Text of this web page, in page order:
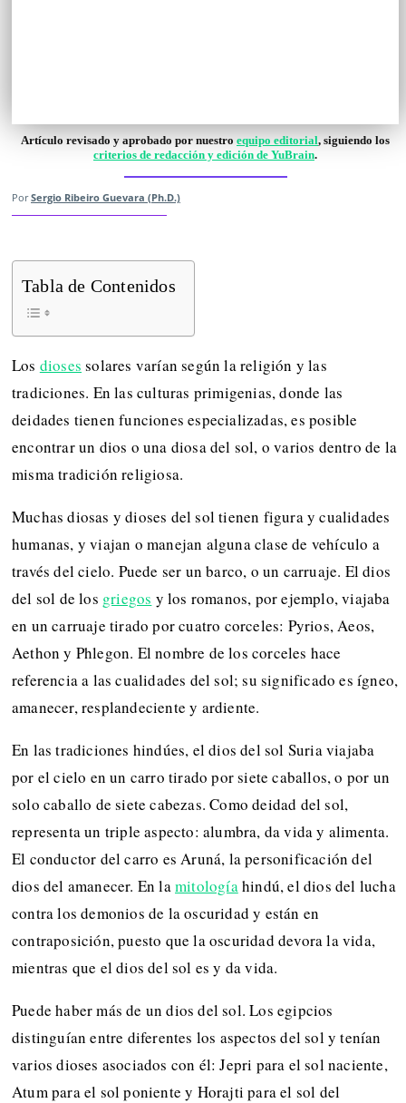
Artículo revisado y aprobado por nuestro equipo editorial, siguiendo los
criterios de redacción y edición de YuBrain.
Por Sergio Ribeiro Guevara (Ph.D.)
Tabla de Contenidos
Los dioses solares varían según la religión y las
tradiciones. En las culturas primigenias, donde las
deidades tienen funciones especializadas, es posible
encontrar un dios o una diosa del sol, o varios dentro de la
misma tradición religiosa.
Muchas diosas y dioses del sol tienen figura y cualidades
humanas, y viajan o manejan alguna clase de vehículo a
través del cielo. Puede ser un barco, o un carruaje. El dios
del sol de los griegos y los romanos, por ejemplo, viajaba
en un carruaje tirado por cuatro corceles: Pyrios, Aeos,
Aethon y Phlegon. El nombre de los corceles hace
referencia a las cualidades del sol; su significado es ígneo,
amanecer, resplandeciente y ardiente.
En las tradiciones hindúes, el dios del sol Suria viajaba
por el cielo en un carro tirado por siete caballos, o por un
solo caballo de siete cabezas. Como deidad del sol,
representa un triple aspecto: alumbra, da vida y alimenta.
El conductor del carro es Aruná, la personificación del
dios del amanecer. En lamitologíahindú, el dios del lucha
contra los demonios de la oscuridad y están en
contraposición, puesto que la oscuridad devora la vida,
mientras que el dios del sol es y da vida.
Puede haber más de un dios del sol. Los egipcios
distinguían entre diferentes los aspectos del sol y tenían
varios dioses asociados con él: Jepri para el sol naciente,
Atum para el sol poniente y Horajti para el sol del